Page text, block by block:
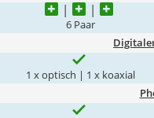
6 Paar
1 x optisch | 1 x koaxial